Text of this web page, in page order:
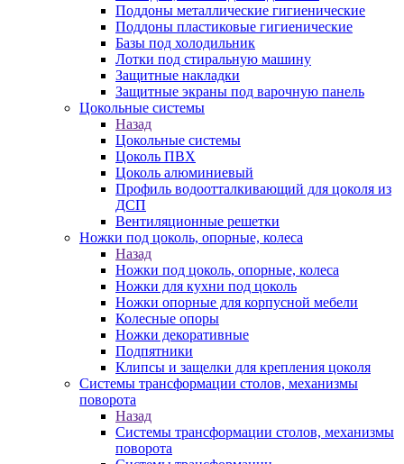
Поддоны металлические гигиенические
Поддоны пластиковые гигиенические
Базы под холодильник
Лотки под стиральную машину
Защитные накладки
Защитные экраны под варочную панель
Цокольные системы
Назад
Цокольные системы
Цоколь ПВХ
Цоколь алюминиевый
Профиль водоотталкивающий для цоколя из
ДСП
Вентиляционные решетки
Ножки под цоколь, опорные, колеса
Назад
Ножки под цоколь, опорные, колеса
Ножки для кухни под цоколь
Ножки опорные для корпусной мебели
Колесные опоры
Ножки декоративные
Подпятники
Клипсы и защелки для крепления цоколя
Системы трансформации столов, механизмы
поворота
Назад
Системы трансформации столов, механизмы
поворота